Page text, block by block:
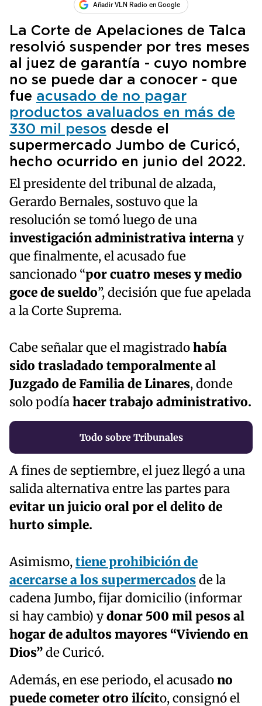
Añadir VLN Radio en Google
La Corte de Apelaciones de Talca
resolvió suspender por tres meses
al juez de garantía - cuyo nombre
no se puede dar a conocer - que
fue acusado de no pagar
productos avaluados en más de
330 mil pesos desde el
supermercado Jumbo de Curicó,
hecho ocurrido en junio del 2022.
El presidente del tribunal de alzada,
Gerardo Bernales, sostuvo que la
resolución se tomó luego de una
investigación administrativa internay
que finalmente, el acusado fue
sancionado “por cuatro meses y medio
goce de sueldo”, decisión que fue apelada
a la Corte Suprema.
Cabe señalar que el magistradohabía
sido trasladado temporalmente al
Juzgado de Familia de Linares, donde
solo podíahacer trabajo administrativo.
Todo sobre Tribunales
A fines de septiembre, el juez llegó a una
salida alternativa entre las partes para
evitar un juicio oral por el delito de
hurto simple.
Asimismo,tiene prohibición de
acercarse a los supermercadosde la
cadena Jumbo, fijar domicilio (informar
si hay cambio) ydonar 500 mil pesos al
hogar de adultos mayores “Viviendo en
Dios”de Curicó.
Además, en ese periodo, el acusadono
puede cometer otro ilícito, consignó el